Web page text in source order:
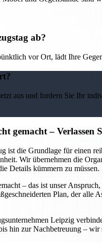
ab?
vor Ort, lädt Ihre
aus und fordern Sie Ihr
gemacht – Verlassen
ist die Grundlage für einen
Wir übernehmen die
Details kümmern zu müssen.
– das ist unser
Plan, der alle
Leipzig
hin zur Nachbetreuung –